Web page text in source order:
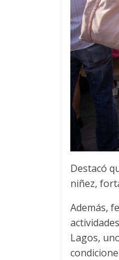
Destacó
niñez,
Además,
Lagos,